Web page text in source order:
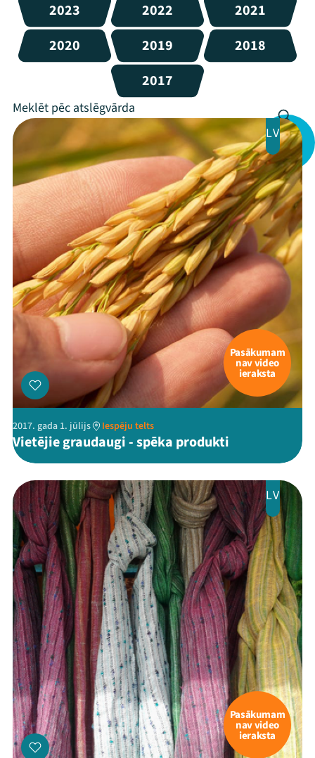
2023
2022
2021
2020
2019
2018
2017
LV
Pasākumam
nav video
ieraksta
2017. gada 1. jūlijs Iespēju telts
Vietējie graudaugi - spēka produkti
LV
Pasākumam
nav video
ieraksta